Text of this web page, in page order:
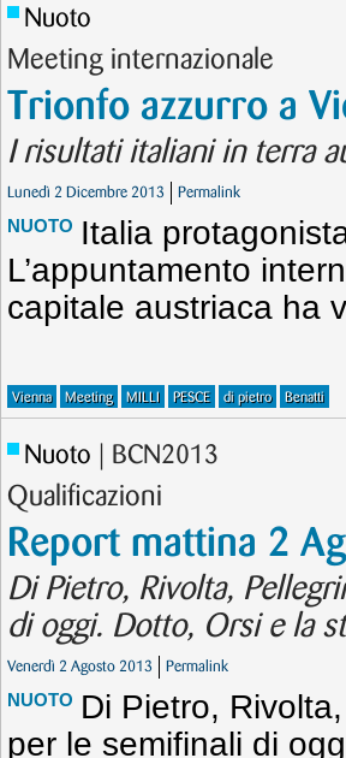
Nuoto
Meeting internazionale
Trionfo azzurro a
I risultati italiani in terra
Lunedì 2 Dicembre 2013 Permalink
NUOTO Italia
L’appuntamento
capitale austriaca ha
Vienna Meeting MILLI PESCE di pietro Benatti
Nuoto | BCN2013
Qualificazioni
Report mattina 2
Di Pietro, Rivolta,
di oggi. Dotto, Orsi e la
Venerdì 2 Agosto 2013 Permalink
NUOTO Di Pietro,
per le semifinali di